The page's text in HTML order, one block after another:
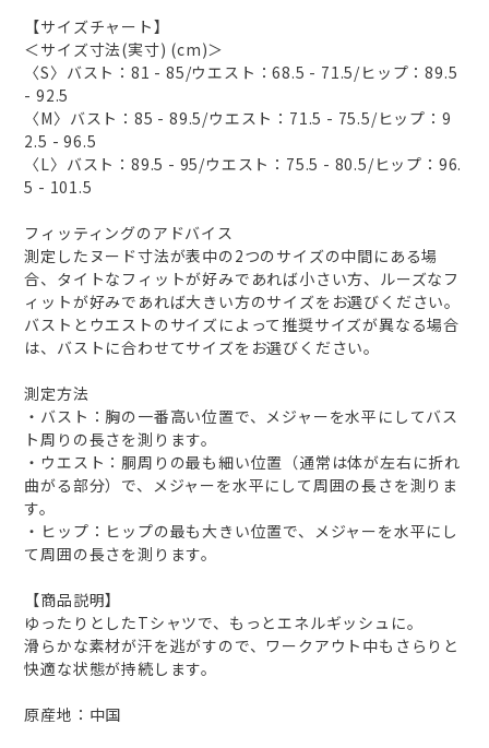
【サイズチャート】
＜サイズ寸法(実寸) (cm)＞
〈S〉バスト：81 - 85/ウエスト：68.5 - 71.5/ヒップ：89.5
- 92.5
〈M〉バスト：85 - 89.5/ウエスト：71.5 - 75.5/ヒップ：9
2.5 - 96.5
〈L〉バスト：89.5 - 95/ウエスト：75.5 - 80.5/ヒップ：96.
5 - 101.5
フィッティングのアドバイス
測定したヌード寸法が表中の2つのサイズの中間にある場
合、タイトなフィットが好みであれば小さい方、ルーズなフ
ィットが好みであれば大きい方のサイズをお選びください。
バストとウエストのサイズによって推奨サイズが異なる場合
は、バストに合わせてサイズをお選びください。
測定方法
・バスト：胸の一番高い位置で、メジャーを水平にしてバス
ト周りの長さを測ります。
・ウエスト：胴周りの最も細い位置（通常は体が左右に折れ
曲がる部分）で、メジャーを水平にして周囲の長さを測りま
す。
・ヒップ：ヒップの最も大きい位置で、メジャーを水平にし
て周囲の長さを測ります。
【商品説明】
ゆったりとしたTシャツで、もっとエネルギッシュに。
滑らかな素材が汗を逃がすので、ワークアウト中もさらりと
快適な状態が持続します。
原産地：中国